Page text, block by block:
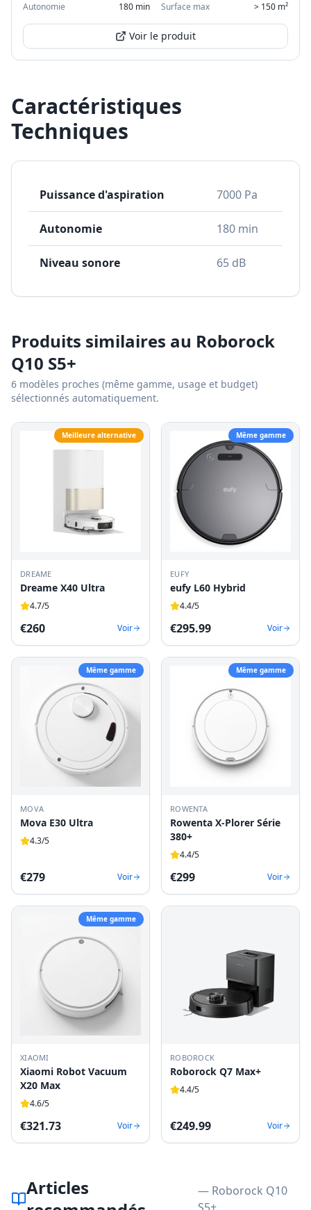
Autonomie
180 min Surface max > 150 m²
Voir le produit
Caractéristiques
Techniques
Puissance d'aspiration 7000 Pa
Autonomie 180 min
Niveau sonore 65 dB
Produits similaires au Roborock
Q10 S5+
6 modèles proches (même gamme, usage et budget)
sélectionnés automatiquement.
Meilleure alternative
DREAME
Dreame X40 Ultra
4.7/5
€260 Voir
Même gamme
EUFY
eufy L60 Hybrid
4.4/5
€295.99 Voir
Même gamme
MOVA
Mova E30 Ultra
4.3/5
€279 Voir
Même gamme
ROWENTA
Rowenta X-Plorer Série
380+
4.4/5
€299 Voir
Même gamme
XIAOMI
Xiaomi Robot Vacuum
X20 Max
4.6/5
€321.73 Voir
ROBOROCK
Roborock Q7 Max+
4.4/5
€249.99 Voir
Articles
— Roborock Q10